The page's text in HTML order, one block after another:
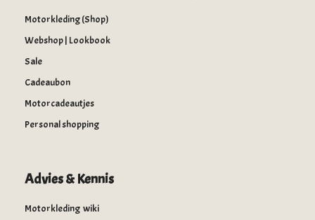
Motorkleding (Shop)
Webshop | Lookbook
Sale
Cadeaubon
Motorcadeautjes
Personal shopping
Advies & Kennis
Motorkleding wiki